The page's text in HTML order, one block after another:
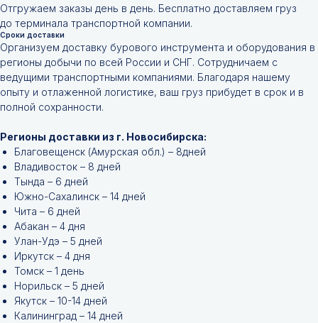
Отгружаем заказы день в день. Бесплатно доставляем груз
до терминала транспортной компании.
Сроки доставки
Организуем доставку бурового инструмента и оборудования в
регионы добычи по всей России и СНГ. Сотрудничаем с
ведущими транспортными компаниями. Благодаря нашему
опыту и отлаженной логистике, ваш груз прибудет в срок и в
полной сохранности.
Регионы доставки из г. Новосибирска:
Благовещенск (Амурская обл.) – 8дней
Владивосток – 8 дней
Тында – 6 дней
Южно-Сахалинск – 14 дней
Чита – 6 дней
Абакан – 4 дня
Улан-Удэ – 5 дней
Иркутск – 4 дня
Томск – 1 день
Норильск – 5 дней
Якутск – 10-14 дней
Калининград – 14 дней